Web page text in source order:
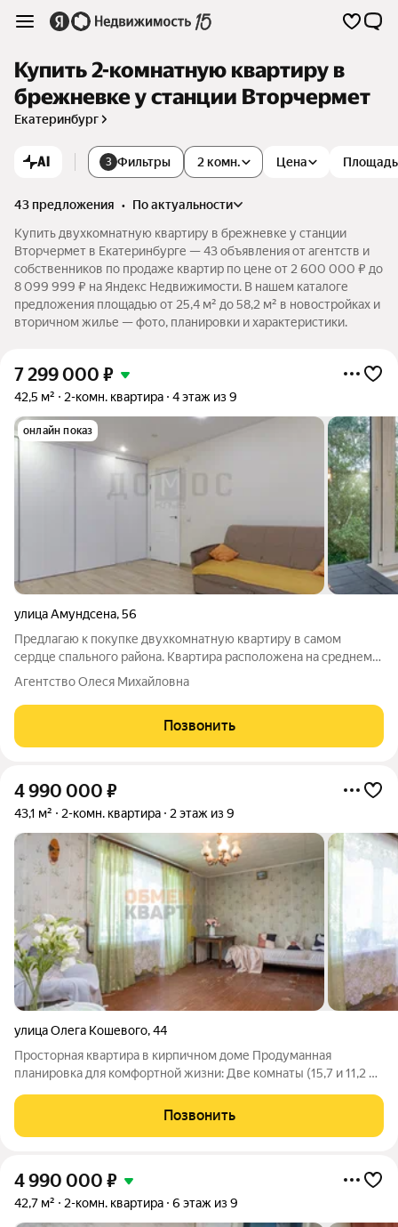
Купить 2-комнатную квартиру в
брежневке у станции Вторчермет
Екатеринбург
AI 3 Фильтры 2 комн. Цена Площадь
43 предложения •
по актуальности
Купить двухкомнатную квартиру в брежневке у станции
Вторчермет в Екатеринбурге — 43 объявления от агентств и
собственников по продаже квартир по цене от 2 600 000 ₽ до
8 099 999 ₽ на Яндекс Недвижимости. В нашем каталоге
предложения площадью от 25,4 м² до 58,2 м² в новостройках и
вторичном жилье — фото, планировки и характеристики.
7 299 000 ₽
42,5 м² 2-комн. квартира 4 этаж из 9
онлайн показ
улица Амундсена,56
Предлагаю к покупке двухкомнатную квартиру в самом
сердце спального района. Квартира расположена на среднем
четвертом этаже в ухоженном доме. В квартире выполнен
выровнены стены, установлены
Агентство Олеся Михайловна
Позвонить
4 990 000 ₽
43,1 м² 2-комн. квартира 2 этаж из 9
улица Олега Кошевого,44
Просторная квартира в кирпичном доме Продуманная
планировка для комфортной жизни: Две комнаты (15,7 и 11,2 м)
простор для фантазии по благоустройству очага Раздельный
Позвонить
4 990 000 ₽
42,7 м² 2-комн. квартира 6 этаж из 9